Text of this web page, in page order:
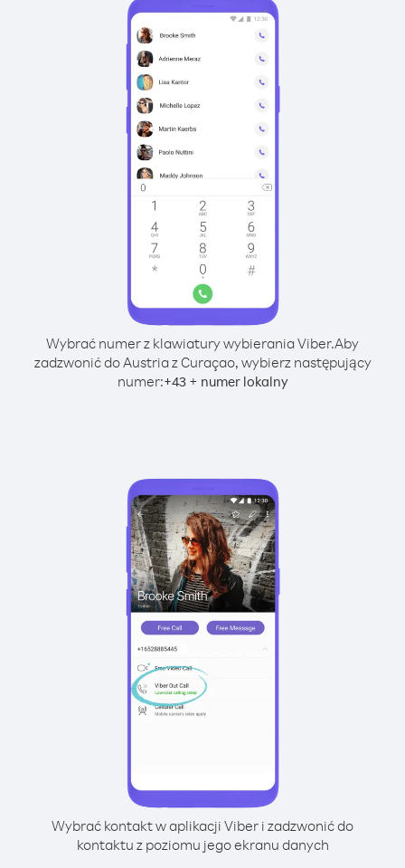
Wybrać numer z klawiatury wybierania Viber.Aby
zadzwonić do Austria z Curaçao, wybierz następujący
numer:+43+ numer lokalny
Wybrać kontakt w aplikacji Viber i zadzwonić do
kontaktu z poziomu jego ekranu danych